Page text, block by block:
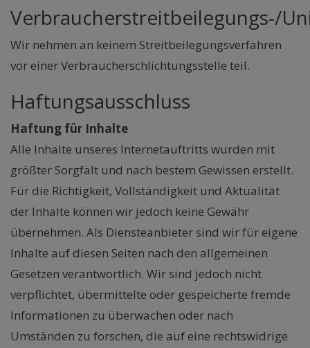
Verbraucherstreitbeilegungs-/
Wir nehmen an keinem Streitbeilegungsverfahren
vor einer Verbraucherschlichtungsstelle teil.
Haftungsausschluss
Haftung für Inhalte
Alle Inhalte unseres Internetauftritts wurden mit
größter Sorgfalt und nach bestem Gewissen erstellt.
Für die Richtigkeit, Vollständigkeit und Aktualität
der Inhalte können wir jedoch keine Gewähr
übernehmen. Als Diensteanbieter sind wir für eigene
Inhalte auf diesen Seiten nach den allgemeinen
Gesetzen verantwortlich. Wir sind jedoch nicht
verpflichtet, übermittelte oder gespeicherte fremde
Informationen zu überwachen oder nach
Umständen zu forschen, die auf eine rechtswidrige